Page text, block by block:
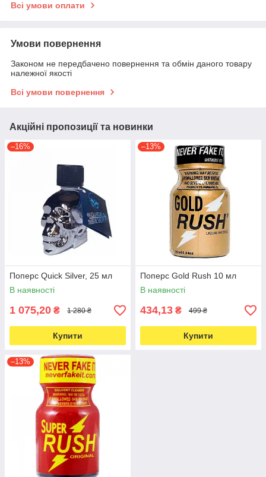
Всі умови оплати
Умови повернення
Законом не передбачено повернення та обмін даного товару
належної якості
Всі умови повернення
Акційні пропозиції та новинки
–16%
Поперс Quick Silver, 25 мл
В наявності
1 075,20 ₴ 1 280 ₴
Купити
–13%
Поперс Gold Rush 10 мл
В наявності
434,13 ₴ 499 ₴
Купити
–13%